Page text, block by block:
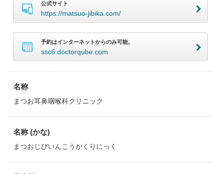
公式サイト
https://matsuo-jibika.com/
予約はインターネットからのみ可能。
ssc6.doctorqube.com
名称
まつお耳鼻咽喉科クリニック
名称 (かな)
まつおじびいんこうかくりにっく